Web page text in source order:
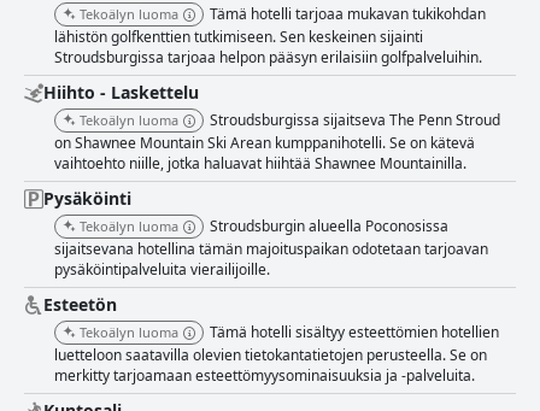
Tekoälyn luoma
Tämä hotelli tarjoaa mukavan tukikohdan
lähistön golfkenttien tutkimiseen. Sen keskeinen sijainti
Stroudsburgissa tarjoaa helpon pääsyn erilaisiin golfpalveluihin.
Hiihto - Laskettelu
Tekoälyn luoma
Stroudsburgissa sijaitseva The Penn Stroud
on Shawnee Mountain Ski Arean kumppanihotelli. Se on kätevä
vaihtoehto niille, jotka haluavat hiihtää Shawnee Mountainilla.
Pysäköinti
Tekoälyn luoma
Stroudsburgin alueella Poconosissa
sijaitsevana hotellina tämän majoituspaikan odotetaan tarjoavan
pysäköintipalveluita vierailijoille.
Esteetön
Tekoälyn luoma
Tämä hotelli sisältyy esteettömien hotellien
luetteloon saatavilla olevien tietokantatietojen perusteella. Se on
merkitty tarjoamaan esteettömyysominaisuuksia ja -palveluita.